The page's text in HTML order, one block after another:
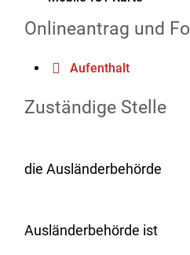
Onlineantrag und
Aufenthalt
Zuständige Stelle
die Ausländerbehörde
Ausländerbehörde ist